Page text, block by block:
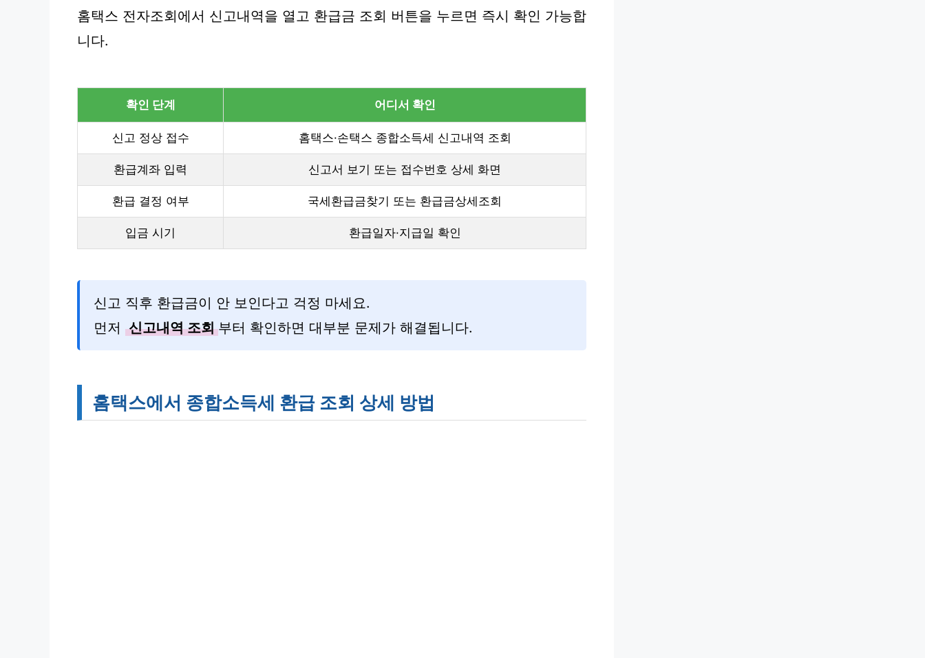
홈택스 전자조회에서 신고내역을 열고 환급금 조회 버튼을 누르면 즉시 확인 가능합
니다.
확인 단계 어디서 확인
신고 정상 접수 홈택스·손택스 종합소득세 신고내역 조회
환급계좌 입력 신고서 보기 또는 접수번호 상세 화면
환급 결정 여부 국세환급금찾기 또는 환급금상세조회
입금 시기 환급일자·지급일 확인
신고 직후 환급금이 안 보인다고 걱정 마세요.
먼저 신고내역 조회 부터 확인하면 대부분 문제가 해결됩니다.
홈택스에서 종합소득세 환급 조회 상세 방법